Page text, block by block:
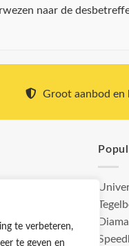
te verbeteren,
te geven en
naar de
Groot aanbod en